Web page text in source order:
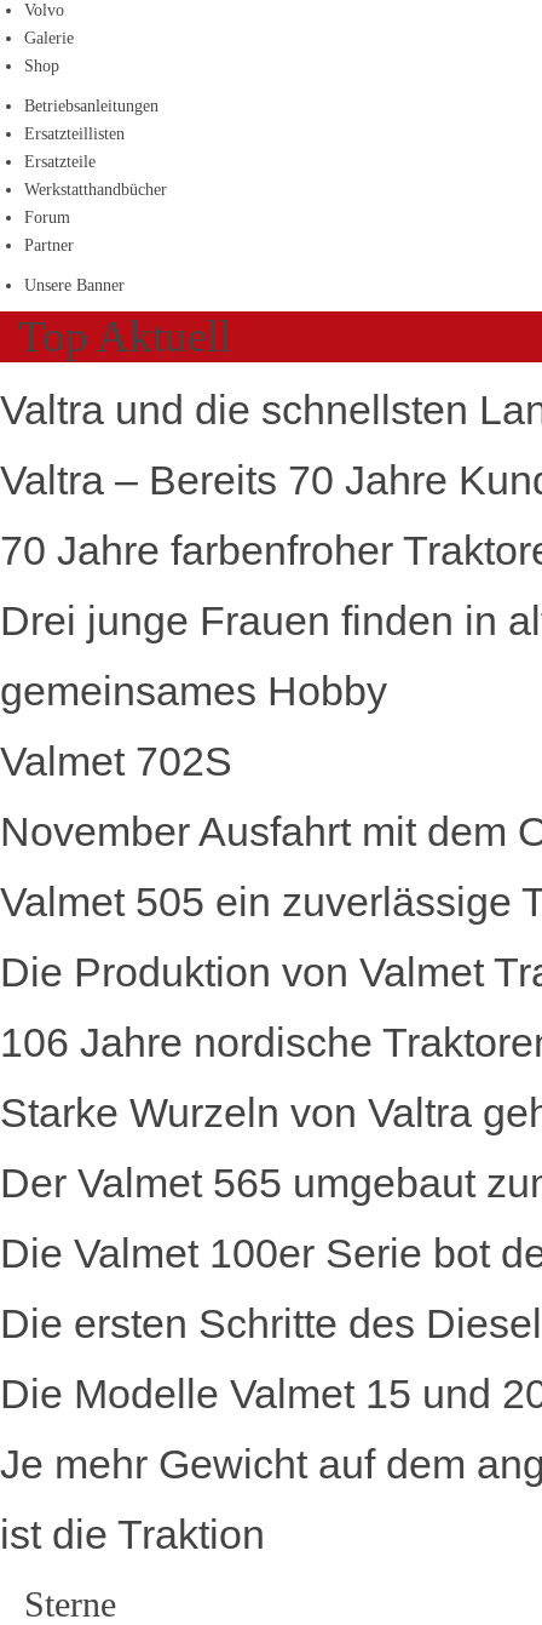
Volvo
Galerie
Shop
Betriebsanleitungen
Ersatzteillisten
Ersatzteile
Werkstatthandbücher
Forum
Partner
Unsere Banner
Top Aktuell
Valtra und die schnellsten
Valtra – Bereits 70 Jahre
70 Jahre farbenfroher
Drei junge Frauen finden in
gemeinsames Hobby
Valmet 702S
November Ausfahrt mit dem
Valmet 505 ein zuverlässige
Die Produktion von Valmet
106 Jahre nordische
Starke Wurzeln von Valtra
Der Valmet 565 umgebaut
Die Valmet 100er Serie bot
Die ersten Schritte des
Die Modelle Valmet 15 und
Je mehr Gewicht auf dem
ist die Traktion
Sterne